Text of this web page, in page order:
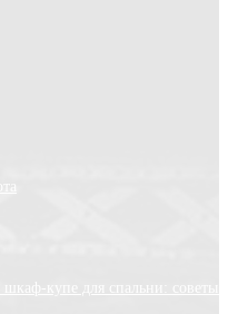
купе для спальни: советы